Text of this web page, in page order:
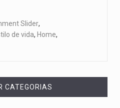
Slider,
de vida, Home,
CATEGORIAS